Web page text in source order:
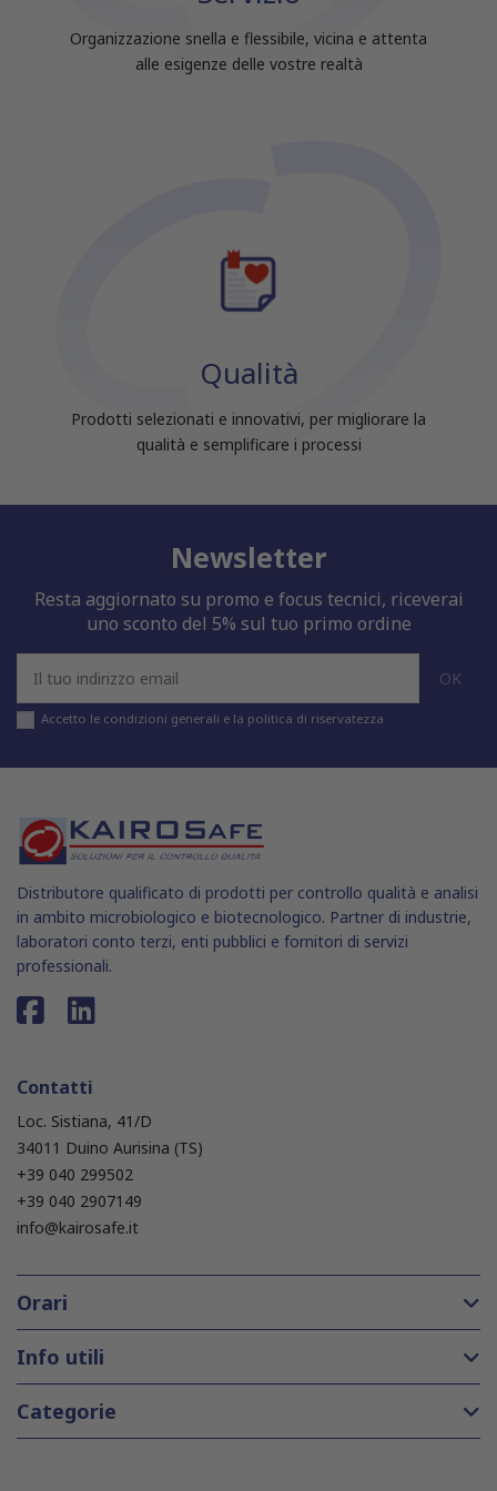
raccolto dal tuo utilizzo dei loro servizi.
Organizzazione snella e flessibile, vicina e attenta
alle esigenze delle vostre realtà
Qualità
Prodotti selezionati e innovativi, per migliorare la
qualità e semplificare i processi
Newsletter
Resta aggiornato su promo e focus tecnici, riceverai
uno sconto del 5% sul tuo primo ordine
Accetto le condizioni generali e la politica di riservatezza
Distributore qualificato di prodotti per controllo qualità e analisi
in ambito microbiologico e biotecnologico. Partner di industrie,
laboratori conto terzi, enti pubblici e fornitori di servizi
professionali.
Contatti
Loc. Sistiana, 41/D
34011 Duino Aurisina (TS)
+39 040 299502
+39 040 2907149
info@kairosafe.it
Orari
Info utili
Categorie